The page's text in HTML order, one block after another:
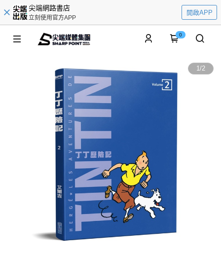
尖端網路書店
立刻使用官方APP
開啟APP
0
1/2